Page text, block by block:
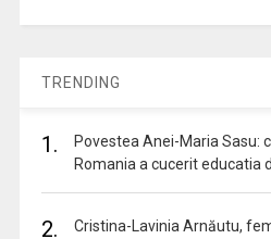
TRENDING
1.
Povestea Anei-Maria Sasu:
Romania a cucerit educatia
2.
Cristina-Lavinia Arnăutu,